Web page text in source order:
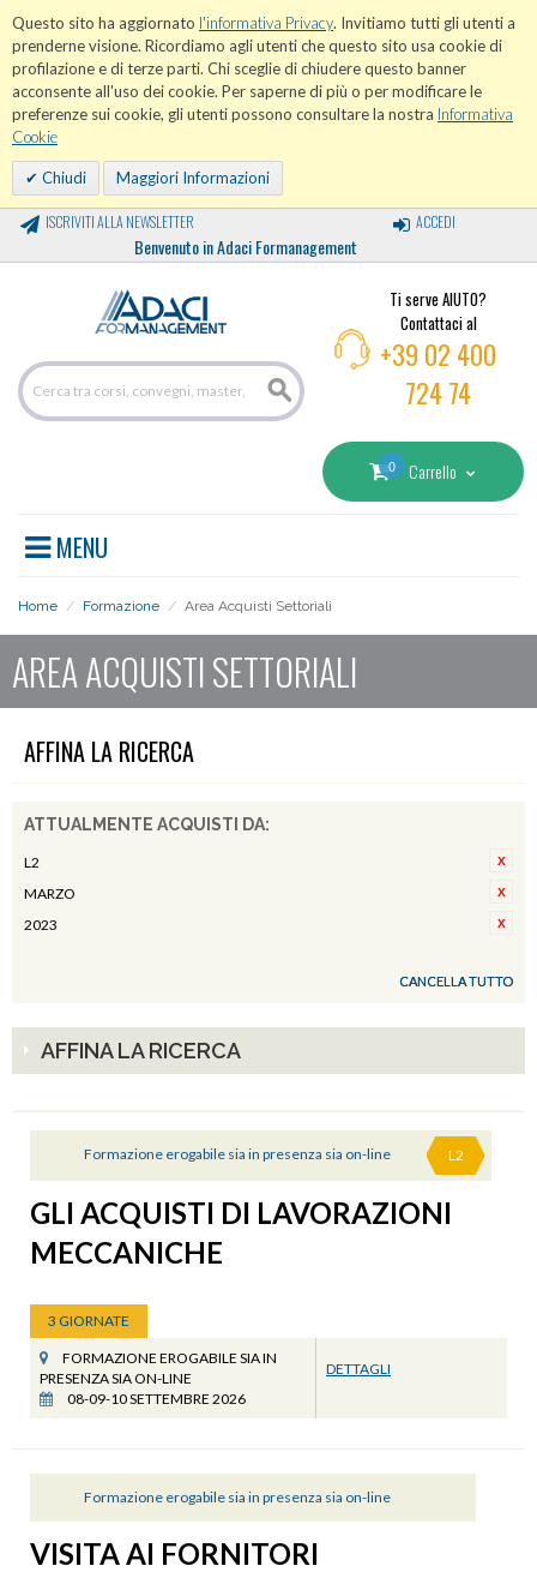
Questo sito ha aggiornato l'informativa Privacy. Invitiamo tutti gli utenti a
prenderne visione. Ricordiamo agli utenti che questo sito usa cookie di
profilazione e di terze parti. Chi sceglie di chiudere questo banner
acconsente all'uso dei cookie. Per saperne di più o per modificare le
preferenze sui cookie, gli utenti possono consultare la nostra Informativa
Cookie
Chiudi Maggiori Informazioni
ISCRIVITI ALLA NEWSLETTER
Benvenuto in Adaci Formanagement
ACCEDI
Ti serve AIUTO?
Contattaci al
+39 02 400
724 74
0 Carrello
MENU
Home / Formazione / Area Acquisti Settoriali
AREA ACQUISTI SETTORIALI
AFFINA LA RICERCA
ATTUALMENTE ACQUISTI DA:
L2
MARZO
2023
CANCELLA TUTTO
AFFINA LA RICERCA
Formazione erogabile sia in presenza sia on-line L2
GLI ACQUISTI DI LAVORAZIONI
MECCANICHE
3 GIORNATE
FORMAZIONE EROGABILE SIA IN
PRESENZA SIA ON-LINE
08-09-10 SETTEMBRE 2026
DETTAGLI
Formazione erogabile sia in presenza sia on-line
VISITA AI FORNITORI